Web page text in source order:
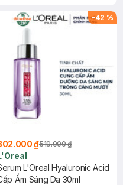
-42 %
₫519.000 ₫
L'Oreal Hyaluronic Acid
Ẩm Sáng Da 30ml